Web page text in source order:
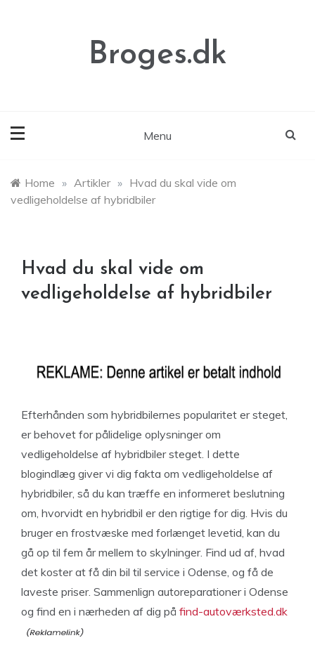
Broges.dk
Menu
Home » Artikler » Hvad du skal vide om
vedligeholdelse af hybridbiler
Hvad du skal vide om
vedligeholdelse af hybridbiler
Efterhånden som hybridbilernes popularitet er steget,
er behovet for pålidelige oplysninger om
vedligeholdelse af hybridbiler steget. I dette
blogindlæg giver vi dig fakta om vedligeholdelse af
hybridbiler, så du kan træffe en informeret beslutning
om, hvorvidt en hybridbil er den rigtige for dig. Hvis du
bruger en frostvæske med forlænget levetid, kan du
gå op til fem år mellem to skylninger. Find ud af, hvad
det koster at få din bil til service i Odense, og få de
laveste priser. Sammenlign autoreparationer i Odense
og find en i nærheden af dig på find-autoværksted.dk